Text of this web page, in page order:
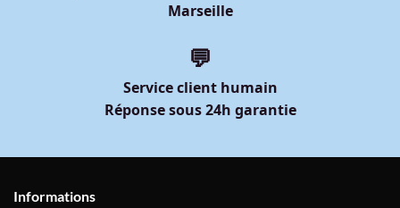
Marseille
💬
Service client humain
Réponse sous 24h garantie
Informations